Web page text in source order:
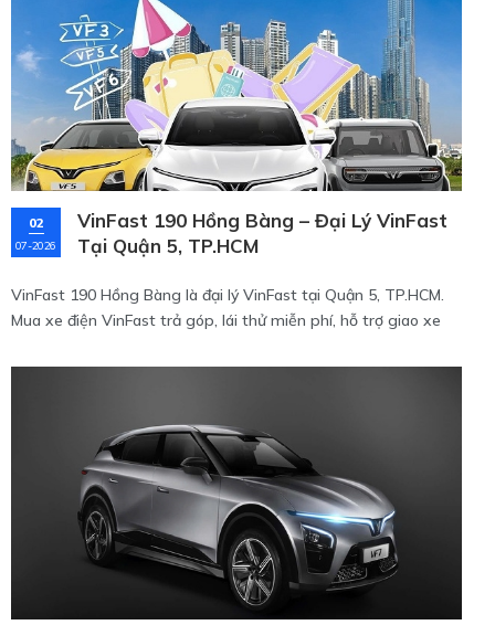
02
07-2026
VinFast 190 Hồng Bàng – Đại Lý VinFast
Tại Quận 5, TP.HCM
VinFast 190 Hồng Bàng là đại lý VinFast tại Quận 5, TP.HCM.
Mua xe điện VinFast trả góp, lái thử miễn phí, hỗ trợ giao xe